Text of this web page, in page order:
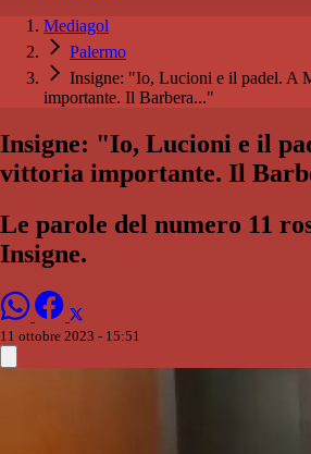
Mediagol
Palermo
Insigne: "Io, Lucioni e il padel. A
importante. Il Barbera..."
Insigne: "Io, Lucioni e il
vittoria importante. Il
Le parole del numero 11
Insigne.
11 ottobre 2023 - 15:51